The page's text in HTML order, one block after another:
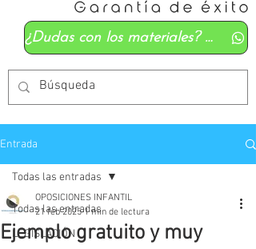
¿Dudas con los materiales? Mándanos un whatsapp
Entrada
Todas las entradas
LEGISLACIÓN
Todas las entradas
Ejemplo gratuito y muy
OPOSICIONES INFANTIL
21 feb 2025 1 min de lectura